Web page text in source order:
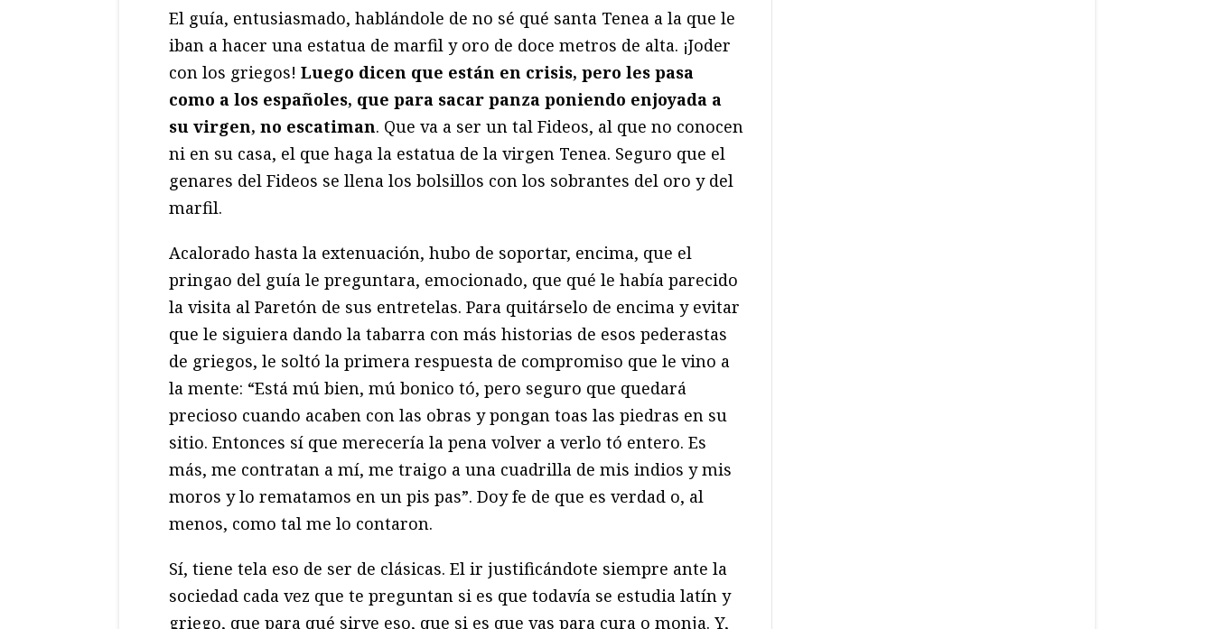
El guía, entusiasmado, hablándole de no sé qué santa Tenea a la que le
iban a hacer una estatua de marfil y oro de doce metros de alta. ¡Joder
con los griegos! Luego dicen que están en crisis, pero les pasa
como a los españoles, que para sacar panza poniendo enjoyada a
su virgen, no escatiman. Que va a ser un tal Fideos, al que no conocen
ni en su casa, el que haga la estatua de la virgen Tenea. Seguro que el
genares del Fideos se llena los bolsillos con los sobrantes del oro y del
marfil.
Acalorado hasta la extenuación, hubo de soportar, encima, que el
pringao del guía le preguntara, emocionado, que qué le había parecido
la visita al Paretón de sus entretelas. Para quitárselo de encima y evitar
que le siguiera dando la tabarra con más historias de esos pederastas
de griegos, le soltó la primera respuesta de compromiso que le vino a
la mente: “Está mú bien, mú bonico tó, pero seguro que quedará
precioso cuando acaben con las obras y pongan toas las piedras en su
sitio. Entonces sí que merecería la pena volver a verlo tó entero. Es
más, me contratan a mí, me traigo a una cuadrilla de mis indios y mis
moros y lo rematamos en un pis pas”. Doy fe de que es verdad o, al
menos, como tal me lo contaron.
Sí, tiene tela eso de ser de clásicas. El ir justificándote siempre ante la
sociedad cada vez que te preguntan si es que todavía se estudia latín y
griego, que para qué sirve eso, que si es que vas para cura o monja. Y,